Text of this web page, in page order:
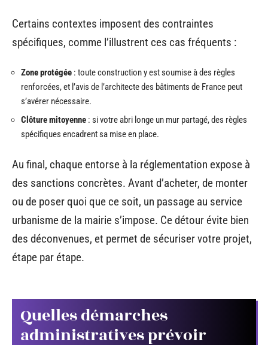
Certains contextes imposent des contraintes
spécifiques, comme l’illustrent ces cas fréquents :
Zone protégée : toute construction y est soumise à des règles
renforcées, et l’avis de l’architecte des bâtiments de France peut
s’avérer nécessaire.
Clôture mitoyenne : si votre abri longe un mur partagé, des règles
spécifiques encadrent sa mise en place.
Au final, chaque entorse à la réglementation expose à
des sanctions concrètes. Avant d’acheter, de monter
ou de poser quoi que ce soit, un passage au service
urbanisme de la mairie s’impose. Ce détour évite bien
des déconvenues, et permet de sécuriser votre projet,
étape par étape.
Quelles démarches
administratives prévoir